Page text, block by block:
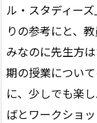
ル・スタディー
りの参考にと、
みなのに先生方
期の授業につい
に、少しでも楽
ばとワークショ